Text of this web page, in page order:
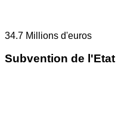
34.7 Millions d'euros
Subvention de l'Etat